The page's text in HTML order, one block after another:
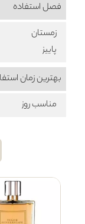
فصل استفاده
زمستان
پاییز
بهترین زمان
مناسب روز